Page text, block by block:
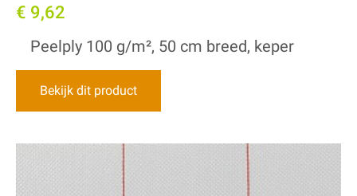
€ 9,62
Peelply 100 g/m², 50 cm breed, keper
Bekijk dit product